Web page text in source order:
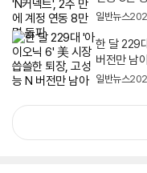
일반뉴스
한 달 229
버전만 남
일반뉴스